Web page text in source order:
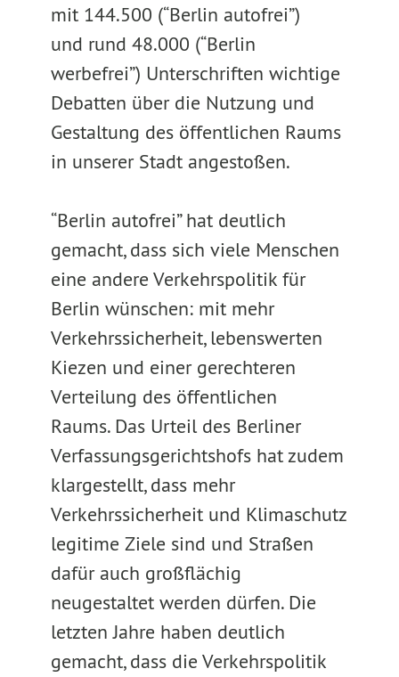
mit 144.500 (“Berlin autofrei”)
und rund 48.000 (“Berlin
werbefrei”) Unterschriften wichtige
Debatten über die Nutzung und
Gestaltung des öffentlichen Raums
in unserer Stadt angestoßen.
“Berlin autofrei” hat deutlich
gemacht, dass sich viele Menschen
eine andere Verkehrspolitik für
Berlin wünschen: mit mehr
Verkehrssicherheit, lebenswerten
Kiezen und einer gerechteren
Verteilung des öffentlichen
Raums. Das Urteil des Berliner
Verfassungsgerichtshofs hat zudem
klargestellt, dass mehr
Verkehrssicherheit und Klimaschutz
legitime Ziele sind und Straßen
dafür auch großflächig
neugestaltet werden dürfen. Die
letzten Jahre haben deutlich
gemacht, dass die Verkehrspolitik